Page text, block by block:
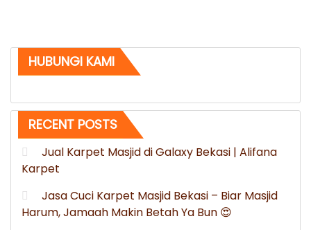
HUBUNGI KAMI
RECENT POSTS
Jual Karpet Masjid di Galaxy Bekasi | Alifana
Karpet
Jasa Cuci Karpet Masjid Bekasi – Biar Masjid
Harum, Jamaah Makin Betah Ya Bun 😍